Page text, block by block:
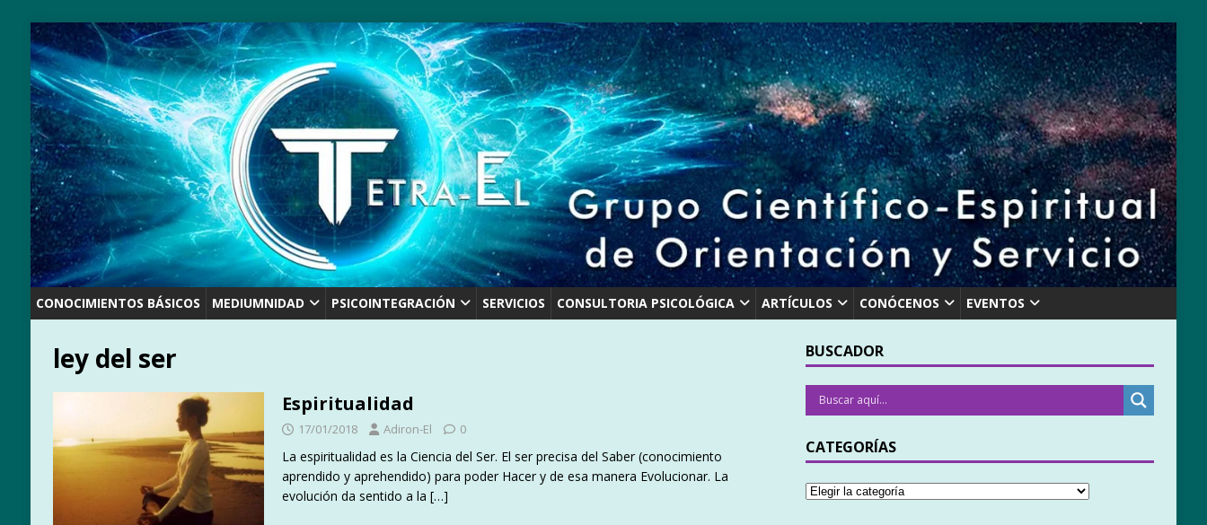
CONOCIMIENTOS BÁSICOS MEDIUMNIDAD PSICOINTEGRACIÓN SERVICIOS CONSULTORIA PSICOLÓGICA ARTÍCULOS CONÓCENOS EVENTOS
ley del ser
Espiritualidad
17/01/2018 Adiron-El 0
La espiritualidad es la Ciencia del Ser. El ser precisa del Saber (conocimiento
aprendido y aprehendido) para poder Hacer y de esa manera Evolucionar. La
evolución da sentido a la […]
BUSCADOR
CATEGORÍAS